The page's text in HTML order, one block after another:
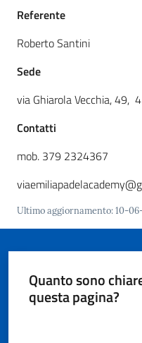
m
t
e
F
o
a
n
o
Referente
Roberto Santini
Sede
via Ghiarola Vecchia, 49,
Contatti
mob. 379 2324367
Ultimo aggiornamento:10-
Quanto sono
questa pagina?